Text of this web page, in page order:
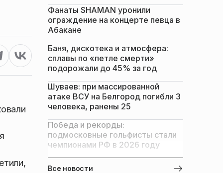
Фанаты SHAMAN уронили
ограждение на концерте певца в
Абакане
Баня, дискотека и атмосфера:
сплавы по «петле смерти»
подорожали до 45% за год
Шуваев: при массированной
атаке ВСУ на Белгород погибли 3
человека, ранены 25
Победа и рекорды:
подмосковные гольфисты стали
чемпионами РФ в 2026 году
Все новости